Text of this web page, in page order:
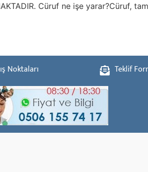
Cüruf ne işe yarar?Cüruf,
Noktaları Teklif